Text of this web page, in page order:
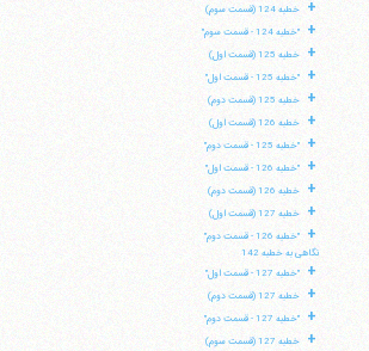
+ خطبه 124 (قسمت سوم)
+ "خطبه 124 - قسمت سوم"
+ خطبه 125 (قسمت اول)
+ "خطبه 125 - قسمت اول"
+ خطبه 125 (قسمت دوم)
+ خطبه 126 (قسمت اول)
+ "خطبه 125 - قسمت دوم"
+ "خطبه 126 - قسمت اول"
+ خطبه 126 (قسمت دوم)
+ خطبه 127 (قسمت اول)
+
"خطبه 126 - قسمت دوم"
نگاهی به خطبه 142
+ "خطبه 127 - قسمت اول"
+ خطبه 127 (قسمت دوم)
+ "خطبه 127 - قسمت دوم"
+ خطبه 127 (قسمت سوم)